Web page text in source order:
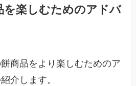
を楽しむためのアドバ
商品をより楽しむためのア
介します。